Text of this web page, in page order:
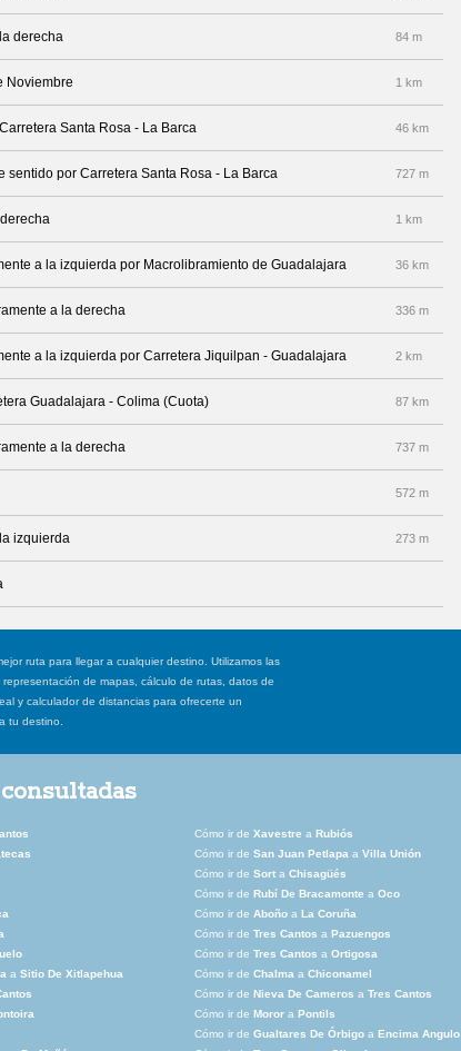
derecha 84 m
Noviembre 1 km
Santa Rosa - La Barca 46 km
sentido por Carretera Santa Rosa - La Barca 727 m
1 km
a la izquierda por Macrolibramiento de Guadalajara 36 km
a la derecha 336 m
a la izquierda por Carretera Jiquilpan - Guadalajara 2 km
Guadalajara - Colima (Cuota) 87 km
a la derecha 737 m
572 m
izquierda 273 m
ruta para llegar a cualquier destino. Utilizamos las
de mapas, cálculo de rutas, datos de
y calculador de distancias para ofrecerte un
tu destino.
Cómo ir de Xavestre a Rubiós
Cómo ir de San Juan Petlapa a Villa Unión
Cómo ir de Sort a Chisagüés
Cómo ir de Rubí De Bracamonte a Oco
Cómo ir de Aboño a La Coruña
Cómo ir de Tres Cantos a Pazuengos
Cómo ir de Tres Cantos a Ortigosa
a Sitio De Xitlapehua Cómo ir de Chalma a Chiconamel
Cómo ir de Nieva De Cameros a Tres Cantos
Cómo ir de Moror a Pontils
Cómo ir de Gualtares De Órbigo a Encima Angulo